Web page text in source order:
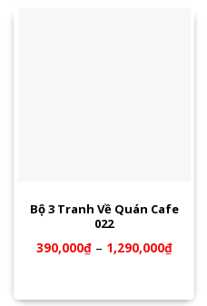
Bộ 3 Tranh Về Quán Cafe
022
390,000₫– 1,290,000₫